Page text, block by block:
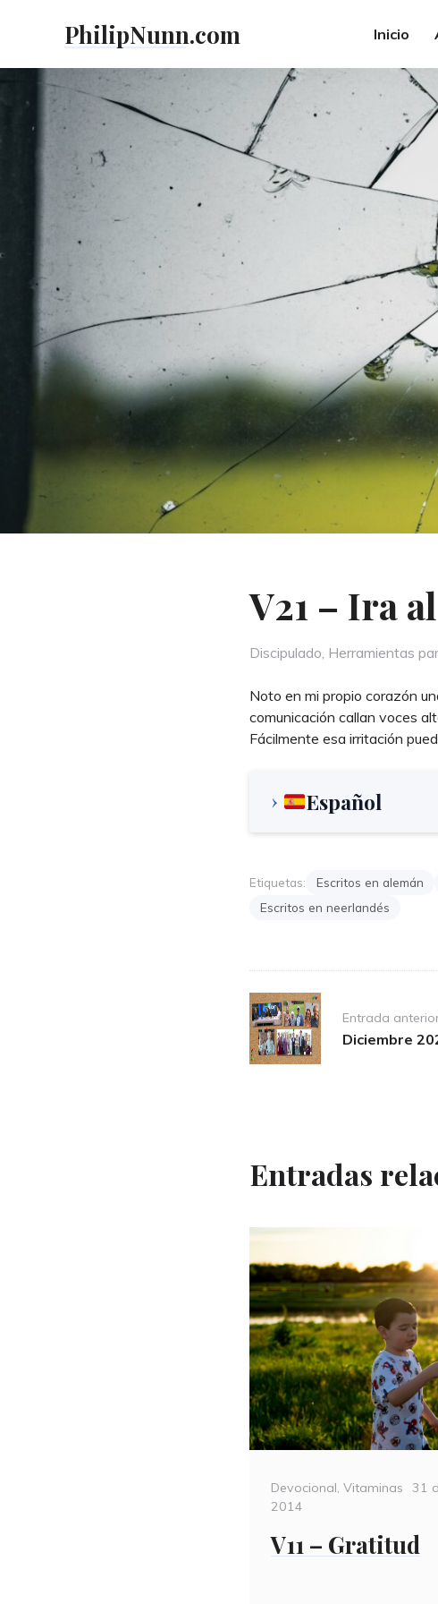
PhilipNunn.com Inicio
V21 – Ira
Categories
Discipulado, Herramientas
Noto en mi propio corazón
comunicación callan voces
Fácilmente esa irritación
Español
Etiquetas: Escritos en alemán
Escritos en neerlandés
Post
navigationEntrada
Diciembre
Entradas
Categories
Devocional, Vitaminas
31
2014
V11 – Gratitud